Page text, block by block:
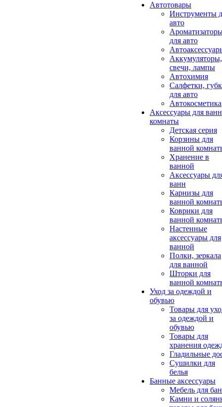
Автотовары
Инструменты
авто
для авто
Аккумуляторы,
свечи, лампы
Автохимия
Салфетки,
для авто
Автокосметика
Аксессуары для
комнаты
Детская серия
Корзины для
ванной
Хранение в
ванной
Аксессуары
ванн
Карнизы для
ванной
Коврики для
ванной
Настенные
аксессуары для
ванной
Полки, зеркала
для ванной
Шторки для
ванной
Уход за одеждой и
обувью
Товары для
за одеждой и
обувью
Товары для
хранения
Гладильные
Сушилки для
белья
Банные аксессуары
Мебель для
Камни и